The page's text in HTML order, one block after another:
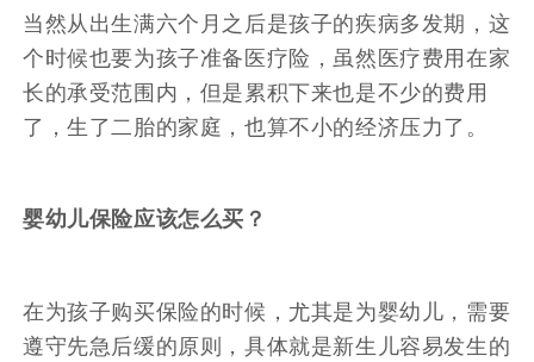
当然从出生满六个月之后是孩子的疾病多发期，这
个时候也要为孩子准备医疗险，虽然医疗费用在家
长的承受范围内，但是累积下来也是不少的费用
了，生了二胎的家庭，也算不小的经济压力了。
婴幼儿保险应该怎么买？
在为孩子购买保险的时候，尤其是为婴幼儿，需要
遵守先急后缓的原则，具体就是新生儿容易发生的